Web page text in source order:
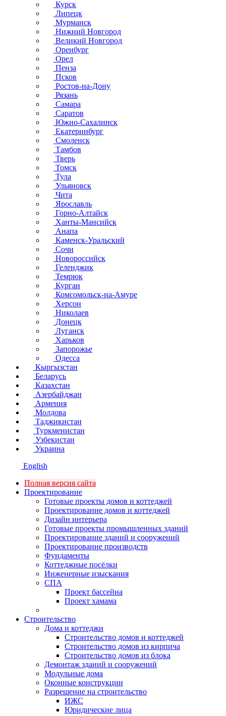
Курск
Липецк
Мурманск
Нижний Новгород
Великий Новгород
Оренбург
Орел
Пенза
Псков
Ростов-на-Дону
Рязань
Самара
Саратов
Южно-Сахалинск
Екатеринбург
Смоленск
Тамбов
Тверь
Томск
Тула
Ульяновск
Чита
Ярославль
Горно-Алтайск
Ханты-Мансийск
Анапа
Каменск-Уральский
Сочи
Новороссийск
Геленджик
Темрюк
Курган
Комсомольск-на-Амуре
Херсон
Николаев
Донецк
Луганск
Харьков
Запорожье
Одесса
Кыргызстан
Беларусь
Казахстан
Азербайджан
Армения
Молдова
Таджикистан
Туркменистан
Узбекистан
Украина
English
Полная версия сайта
Проектирование
Готовые проекты домов и коттеджей
Проектирование домов и коттеджей
Дизайн интерьера
Готовые проекты промышленных зданий
Проектирование зданий и сооружений
Проектирование производств
Фундаменты
Коттеджные посёлки
Инженерные изыскания
СПА
Проект бассейна
Проект хамама
Строительство
Дома и коттеджи
Строительство домов и коттеджей
Строительство домов из кирпича
Строительство домов из блока
Демонтаж зданий и сооружений
Модульные дома
Оконные конструкции
Разрешение на строительство
ИЖС
Юридические лица